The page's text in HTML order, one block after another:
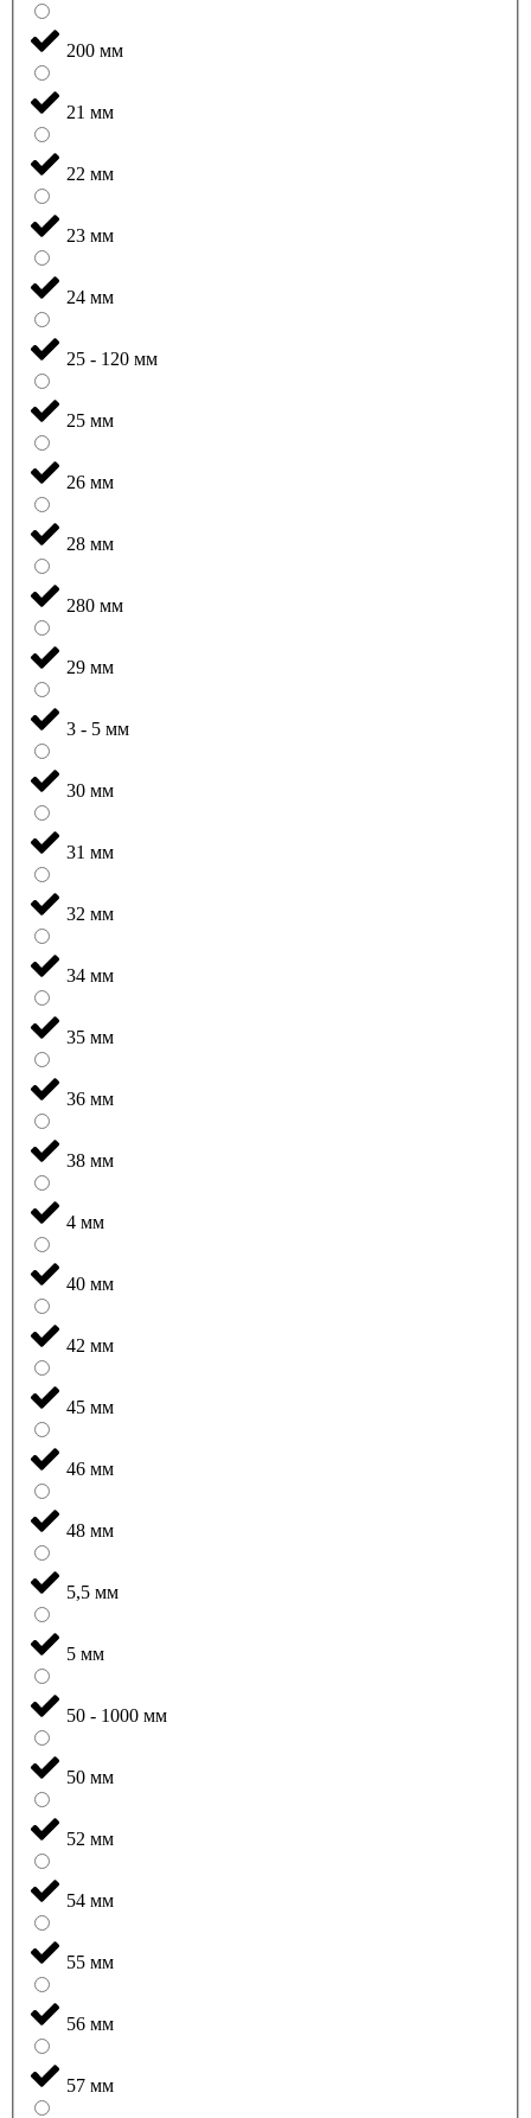
200 мм
21 мм
22 мм
23 мм
24 мм
25 - 120 мм
25 мм
26 мм
28 мм
280 мм
29 мм
3 - 5 мм
30 мм
31 мм
32 мм
34 мм
35 мм
36 мм
38 мм
4 мм
40 мм
42 мм
45 мм
46 мм
48 мм
5,5 мм
5 мм
50 - 1000 мм
50 мм
52 мм
54 мм
55 мм
56 мм
57 мм